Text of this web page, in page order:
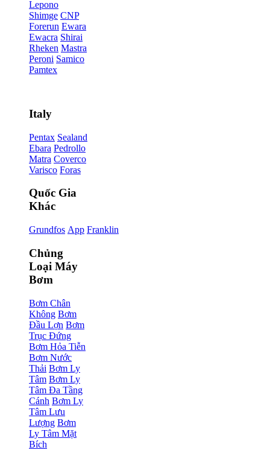
Lepono
Shimge CNP
Forerun Ewara
Ewacra Shirai
Rheken Mastra
Peroni Samico
Pamtex
Italy
Pentax Sealand
Ebara Pedrollo
Matra Coverco
Varisco Foras
Quốc Gia
Khác
Grundfos App Franklin
Chủng
Loại Máy
Bơm
Bơm Chân
Không Bơm
Đầu Lợn Bơm
Trục Đứng
Bơm Hỏa Tiễn
Bơm Nước
Thải Bơm Ly
Tâm Bơm Ly
Tâm Đa Tầng
Cánh Bơm Ly
Tâm Lưu
Lượng Bơm
Ly Tâm Mặt
Bích